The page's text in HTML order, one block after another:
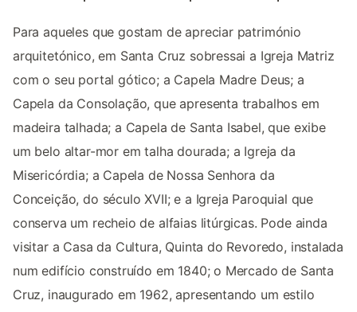
Para aqueles que gostam de apreciar património
arquitetónico, em Santa Cruz sobressai a Igreja Matriz
com o seu portal gótico; a Capela Madre Deus; a
Capela da Consolação, que apresenta trabalhos em
madeira talhada; a Capela de Santa Isabel, que exibe
um belo altar-mor em talha dourada; a Igreja da
Misericórdia; a Capela de Nossa Senhora da
Conceição, do século XVII; e a Igreja Paroquial que
conserva um recheio de alfaias litúrgicas. Pode ainda
visitar a Casa da Cultura, Quinta do Revoredo, instalada
num edifício construído em 1840; o Mercado de Santa
Cruz, inaugurado em 1962, apresentando um estilo